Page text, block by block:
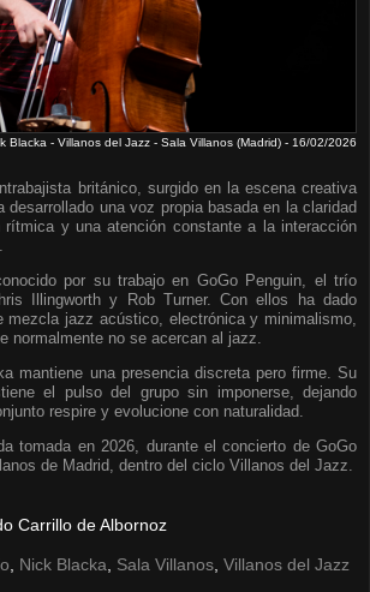
Blacka - Villanos del Jazz - Sala Villanos (Madrid) - 16/02/2026
británico, surgido en la escena creativa
desarrollado una voz propia basada en la claridad
rítmica y una atención constante a la interacción
por su trabajo en GoGo Penguin, el trío
Illingworth y Rob Turner. Con ellos ha dado
mezcla jazz acústico, electrónica y minimalismo,
normalmente no se acercan al jazz.
mantiene una presencia discreta pero firme. Su
el pulso del grupo sin imponerse, dejando
respire y evolucione con naturalidad.
tomada en 2026, durante el concierto de GoGo
de Madrid, dentro del ciclo Villanos del Jazz.
Carrillo de Albornoz
, Nick Blacka, Sala Villanos, Villanos del Jazz